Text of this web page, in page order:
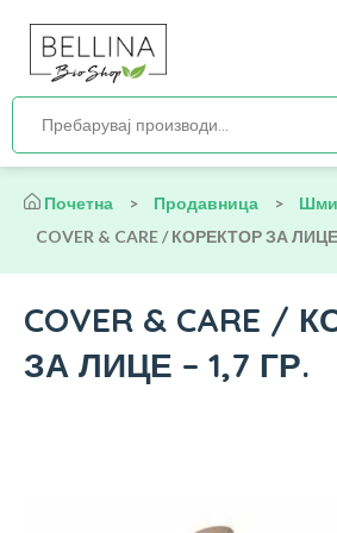
Почетна > Продавница >
COVER & CARE / КОРЕКТОР ЗА ЛИЦЕ
COVER & CARE /
ЗА ЛИЦЕ – 1,7 ГР.